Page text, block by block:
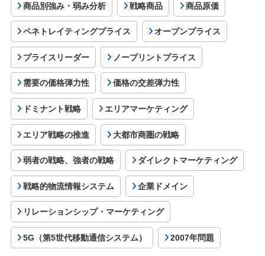
商品別強み・弱み分析 戦略商品 商品原価
ペネトレイティングプライス オープンプライス
プライスリーダー ノープリントプライス
需要の価格弾力性 価格の交差弾力性
ドミナント戦略 エリアマーケティング
エリア戦略の推進 大都市商圏の戦略
弱者の戦略、強者の戦略 ダイレクトマーケティング
戦略的物流情報システム 企業ドメイン
リレーションシップ・マーケティング
5G（第5世代移動通信システム） 2007年問題